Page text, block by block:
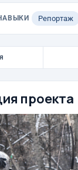
Репортаж
проекта